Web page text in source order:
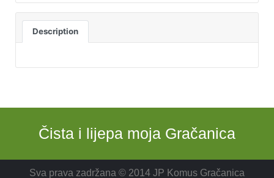
Description
Čista i lijepa moja Gračanica
Sva prava zadržana © 2014 JP Komus Gračanica